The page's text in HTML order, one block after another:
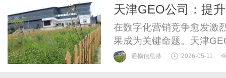
度，深度解析GEO如何通
天津GEO公司：提
在数字化营销竞争愈发激
果成为关键命题。天津
动的营销策略，为品牌突
通榆信息港 2026-05-11